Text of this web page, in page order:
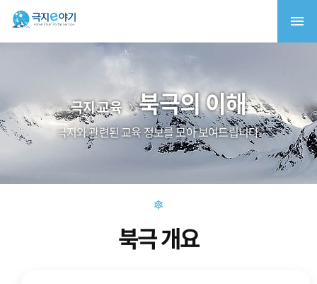
극지 교육 북극의 이해
극지와 관련된 교육 정보를 모아 보여드립니다.
북극 개요